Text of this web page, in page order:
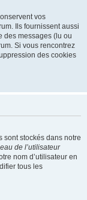
vos
Ils fournissent aussi
des messages (lu ou
Si vous rencontrez
des cookies
sont stockés dans notre
de l’utilisateur
nom d’utilisateur en
tous les